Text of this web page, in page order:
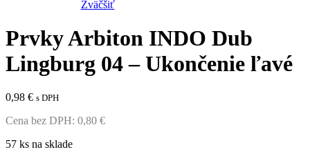
Zväčšiť
Prvky Arbiton INDO Dub
Lingburg 04 – Ukončenie ľavé
0,98 € s DPH
Cena bez DPH: 0,80 €
57 ks na sklade